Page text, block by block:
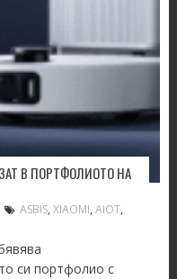
В ПОРТФОЛИОТО НА
ASBIS, XIAOMI, АIOT,
си портфолио с